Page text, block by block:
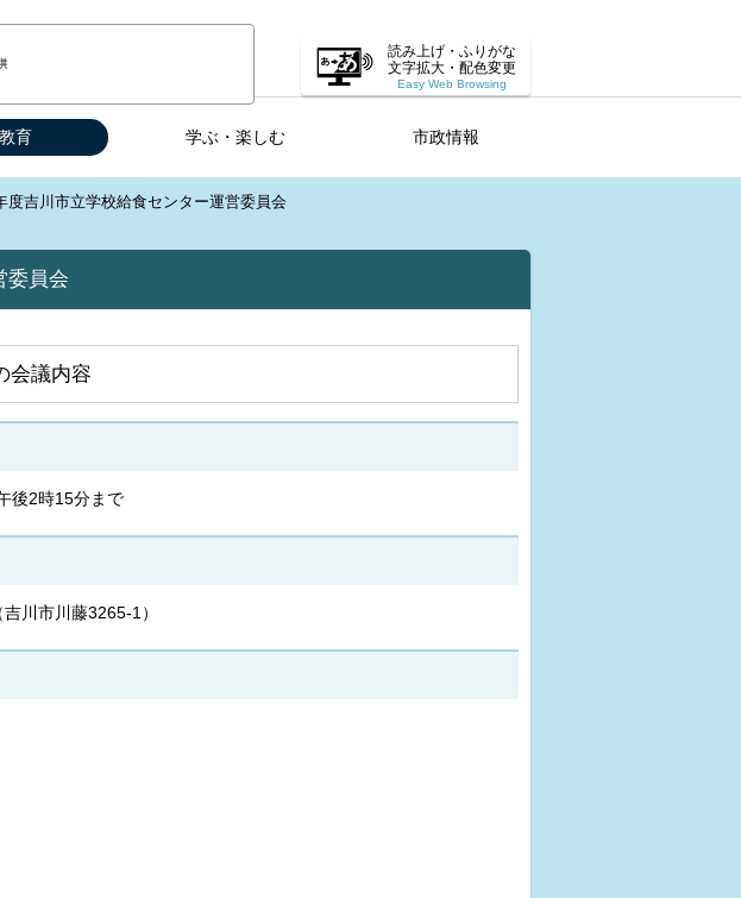
読み上げ・ふりがな
文字拡大・配色変更
Easy Web Browsing
育 学ぶ・楽しむ 市政情報
度吉川市立学校給食センター運営委員会
委員会
会議内容
後2時15分まで
川市川藤3265-1）